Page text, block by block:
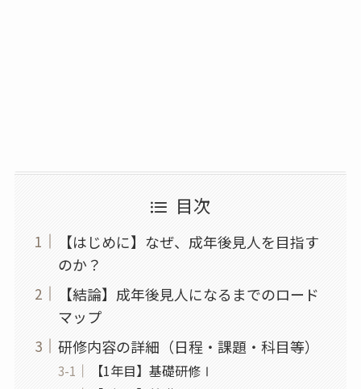
目次
【はじめに】なぜ、成年後見人を目指す
のか？
【結論】成年後見人になるまでのロード
マップ
研修内容の詳細（日程・課題・科目等）
【1年目】基礎研修Ⅰ